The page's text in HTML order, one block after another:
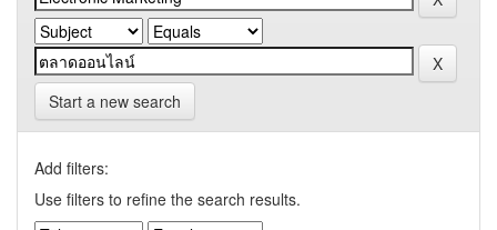
Start a new search
Add filters:
Use filters to refine the search results.